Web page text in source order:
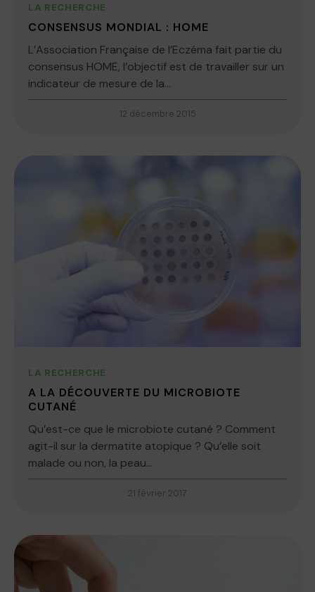
LA RECHERCHE
CONSENSUS MONDIAL : HOME
L’Association Française de l’Eczéma fait partie du
consensus HOME, l’objectif est de travailler sur un
indicateur de mesure de la...
12 décembre 2015
LA RECHERCHE
A LA DÉCOUVERTE DU MICROBIOTE
CUTANÉ
Qu’est-ce que le microbiote cutané ? Comment
agit-il sur la dermatite atopique ? Qu’elle soit
malade ou non, la peau...
21 février 2017